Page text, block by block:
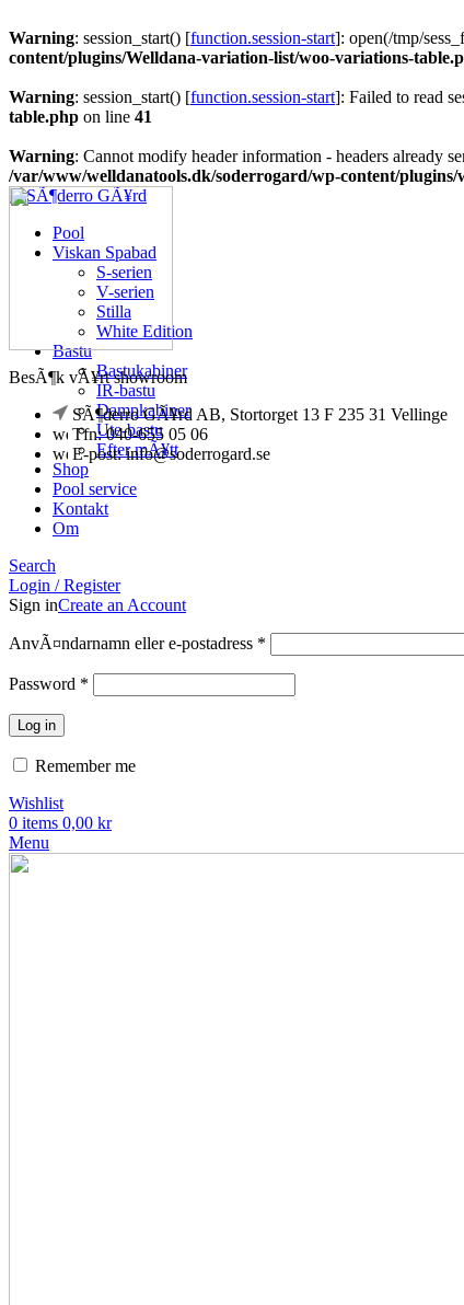
Warning: session_start() [function.session-start]: open(/tmp/
content/plugins/Welldana-variation-list/woo-variations-
Warning: session_start() [function.session-start]: Failed to read
table.php on line 41
Warning: Cannot modify header information - headers already
/var/www/welldanatools.dk/soderrogard/wp-content/
Pool
Viskan Spabad
S-serien
V-serien
Stilla
White Edition
Bastu
Bastukabiner
IR-bastu
Dampkabiner
Ute-bastu
Efter mÃ¥tt
Shop
Pool service
Kontakt
Om
Search
Login / Register
Sign inCreate an Account
AnvÃ¤ndarnamn eller e-postadress *
Password *
Log in
Remember me
Wishlist
0 items 0,00 kr
Menu
BesÃ¶k vÃ¥rt showroom
SÃ¶derro GÃ¥rd AB, Stortorget 13 F 235 31 Vellinge
Tfn: 040-655 05 06
E-post: info@soderrogard.se